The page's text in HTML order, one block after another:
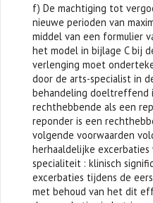
f) De machtiging tot
nieuwe perioden van
middel van een formulier
het model in bijlage C bij
verlenging moet
door de arts-specialist in
behandeling doeltreffend
rechthebbende als een
reponder is een
volgende voorwaarden
herhaaldelijke
specialiteit : klinisch
excerbaties tijdens de
met behoud van het dit